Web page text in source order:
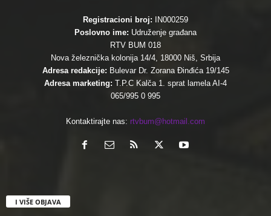
Registracioni broj:
IN000259
Poslovno ime: Udruženje građana
RTV BUM 018
Nova železnička kolonija 14/4, 18000 Niš, Srbija
Adresa redakcije: Bulevar Dr. Zorana Đinđića 19/145
Adresa marketing: T.P.C Kalča 1. sprat lamela AI-4
065/995 0 995
Kontaktirajte nas: rtvbum@hotmail.com
I VIŠE OBJAVA